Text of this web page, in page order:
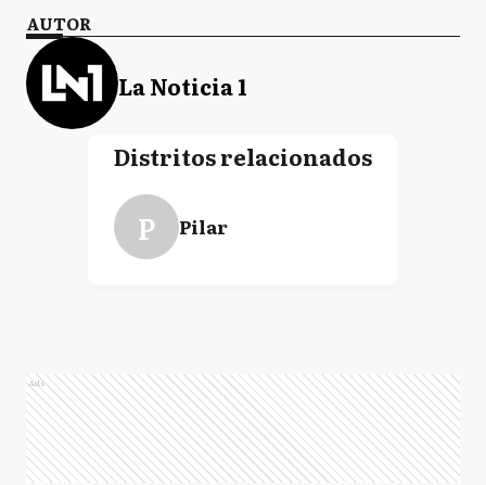
AUTOR
La Noticia 1
Distritos relacionados
P Pilar
Ads